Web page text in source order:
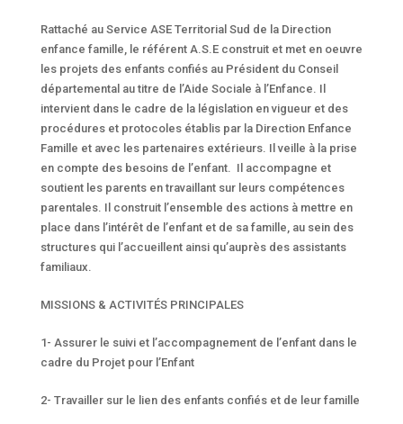
Rattaché au Service ASE Territorial Sud de la Direction
enfance famille, le référent A.S.E construit et met en oeuvre
les projets des enfants confiés au Président du Conseil
départemental au titre de l’Aide Sociale à l’Enfance. Il
intervient dans le cadre de la législation en vigueur et des
procédures et protocoles établis par la Direction Enfance
Famille et avec les partenaires extérieurs. Il veille à la prise
en compte des besoins de l’enfant. Il accompagne et
soutient les parents en travaillant sur leurs compétences
parentales. Il construit l’ensemble des actions à mettre en
place dans l’intérêt de l’enfant et de sa famille, au sein des
structures qui l’accueillent ainsi qu’auprès des assistants
familiaux.
MISSIONS & ACTIVITÉS PRINCIPALES
1- Assurer le suivi et l’accompagnement de l’enfant dans le
cadre du Projet pour l’Enfant
2- Travailler sur le lien des enfants confiés et de leur famille